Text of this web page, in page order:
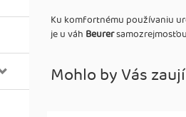
Ku komfortnému používaniu
je u váh Beurer
Mohlo by Vás